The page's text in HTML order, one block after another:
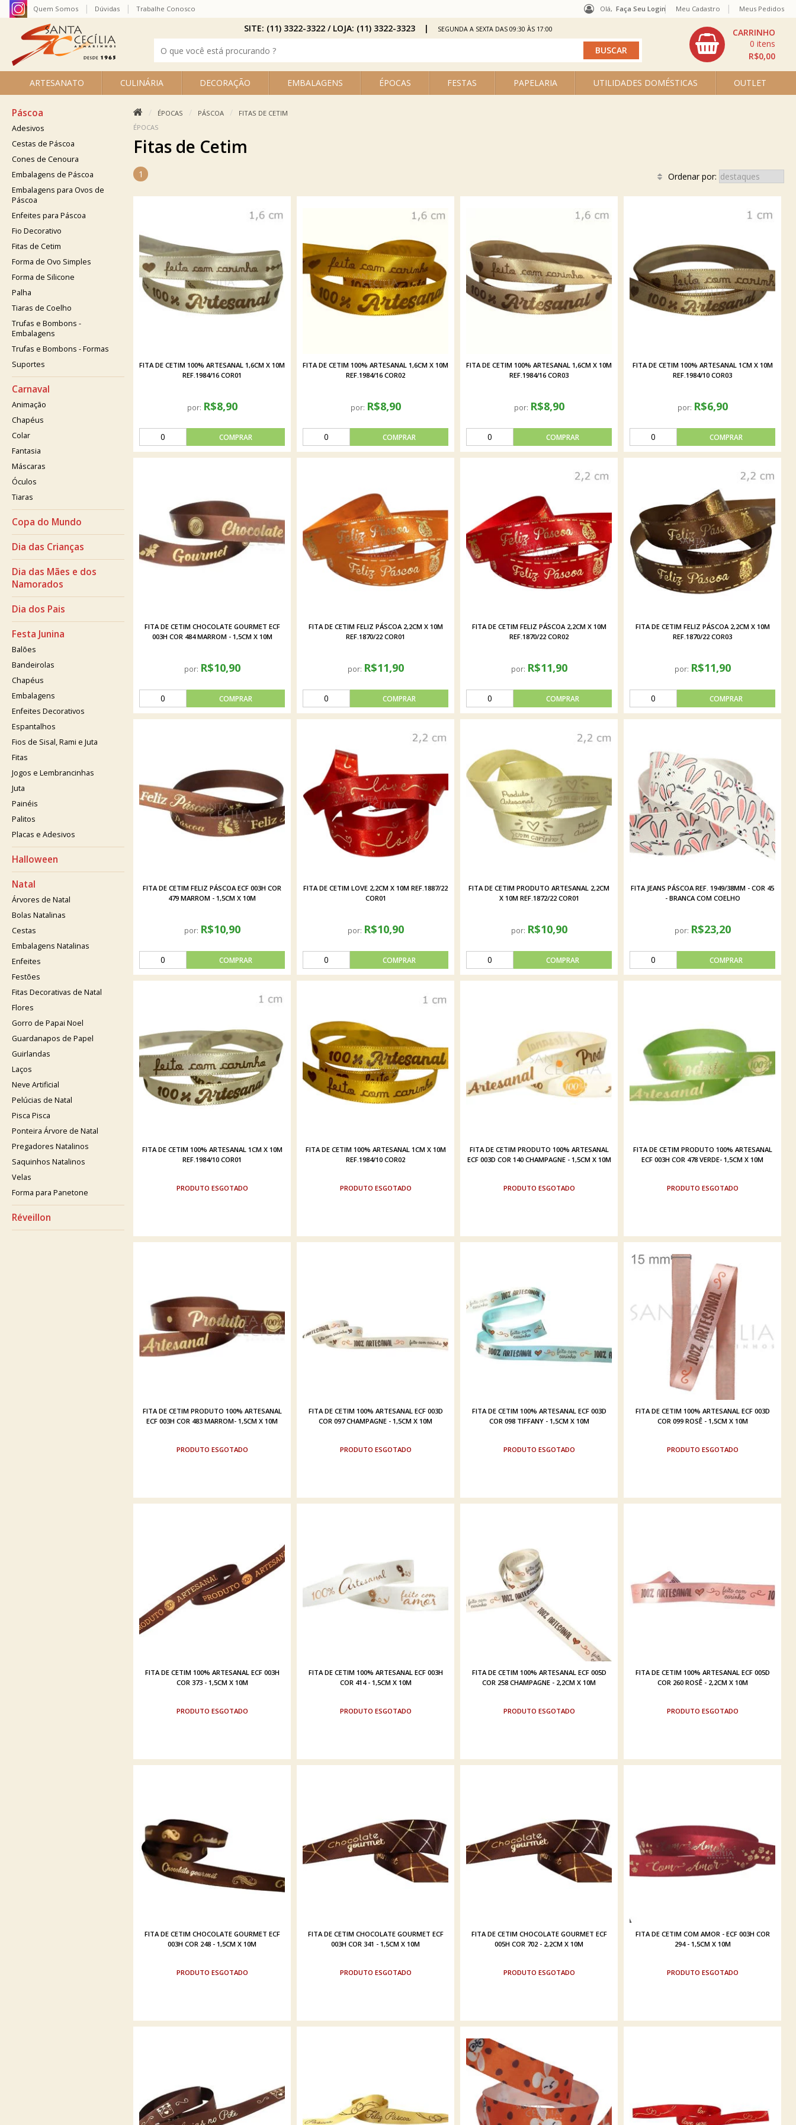
Olá, Faça Seu Login
ARTESANATO CULINÁRIA DECORAÇÃO EMBALAGENS ÉPOCAS FESTAS PAPELARIA UTILIDADES DOMÉSTICAS OUTLET
R$0,00
0
Quem Somos Dúvidas Trabalhe Conosco Meu Cadastro Meus Pedidos
SITE: (11) 3322-3322 / LOJA: (11) 3322-3323 SEGUNDA A SEXTA DAS 09:30 ÀS 17:00
Páscoa
Adesivos
Cestas de Páscoa
Cones de Cenoura
Embalagens de Páscoa
Embalagens para Ovos de
Páscoa
Enfeites para Páscoa
Fio Decorativo
Fitas de Cetim
Forma de Ovo Simples
Forma de Silicone
Palha
Tiaras de Coelho
Trufas e Bombons -
Embalagens
Trufas e Bombons - Formas
Suportes
Carnaval
Animação
Chapéus
Colar
Fantasia
Máscaras
Óculos
Tiaras
Copa do Mundo
Dia das Crianças
Dia das Mães e dos
Namorados
Dia dos Pais
Festa Junina
Balões
Bandeirolas
Chapéus
Embalagens
Enfeites Decorativos
Espantalhos
Fios de Sisal, Rami e Juta
Fitas
Jogos e Lembrancinhas
Juta
Painéis
Palitos
Placas e Adesivos
Halloween
Natal
Árvores de Natal
Bolas Natalinas
Cestas
Embalagens Natalinas
Enfeites
Festões
Fitas Decorativas de Natal
Flores
Gorro de Papai Noel
Guardanapos de Papel
Guirlandas
Laços
Neve Artificial
Pelúcias de Natal
Pisca Pisca
Ponteira Árvore de Natal
Pregadores Natalinos
Saquinhos Natalinos
Velas
Forma para Panetone
Réveillon
ÉPOCAS PÁSCOA
FITAS DE CETIM
ÉPOCAS
Fitas de Cetim
Ordenar por:
1
FITA DE CETIM 100% ARTESANAL 1,6CM X 10M
REF.1984/16 COR01
por: R$8,90
FITA DE CETIM 100% ARTESANAL 1,6CM X 10M
REF.1984/16 COR02
por: R$8,90
FITA DE CETIM 100% ARTESANAL 1,6CM X 10M
REF.1984/16 COR03
por: R$8,90
FITA DE CETIM 100% ARTESANAL 1CM X 10M
REF.1984/10 COR03
por: R$6,90
FITA DE CETIM CHOCOLATE GOURMET ECF
003H COR 484 MARROM - 1,5CM X 10M
por: R$10,90
FITA DE CETIM FELIZ PÁSCOA 2,2CM X 10M
REF.1870/22 COR01
por: R$11,90
FITA DE CETIM FELIZ PÁSCOA 2,2CM X 10M
REF.1870/22 COR02
por: R$11,90
FITA DE CETIM FELIZ PÁSCOA 2,2CM X 10M
REF.1870/22 COR03
por: R$11,90
FITA DE CETIM FELIZ PÁSCOA ECF 003H COR
479 MARROM - 1,5CM X 10M
por: R$10,90
FITA DE CETIM LOVE 2,2CM X 10M REF.1887/22
COR01
por: R$10,90
FITA DE CETIM PRODUTO ARTESANAL 2,2CM
X 10M REF.1872/22 COR01
por: R$10,90
FITA JEANS PÁSCOA REF. 1949/38MM - COR 45
- BRANCA COM COELHO
por: R$23,20
FITA DE CETIM 100% ARTESANAL 1CM X 10M
REF.1984/10 COR01
ESGOTADO
FITA DE CETIM 100% ARTESANAL 1CM X 10M
REF.1984/10 COR02
ESGOTADO
FITA DE CETIM PRODUTO 100% ARTESANAL
ECF 003D COR 140 CHAMPAGNE - 1,5CM X 10M
ESGOTADO
FITA DE CETIM PRODUTO 100% ARTESANAL
ECF 003H COR 478 VERDE- 1,5CM X 10M
ESGOTADO
FITA DE CETIM PRODUTO 100% ARTESANAL
ECF 003H COR 483 MARROM- 1,5CM X 10M
ESGOTADO
FITA DE CETIM 100% ARTESANAL ECF 003D
COR 097 CHAMPAGNE - 1,5CM X 10M
ESGOTADO
FITA DE CETIM 100% ARTESANAL ECF 003D
COR 098 TIFFANY - 1,5CM X 10M
ESGOTADO
FITA DE CETIM 100% ARTESANAL ECF 003D
COR 099 ROSÊ - 1,5CM X 10M
ESGOTADO
FITA DE CETIM 100% ARTESANAL ECF 003H
COR 373 - 1,5CM X 10M
ESGOTADO
FITA DE CETIM 100% ARTESANAL ECF 003H
COR 414 - 1,5CM X 10M
ESGOTADO
FITA DE CETIM 100% ARTESANAL ECF 005D
COR 258 CHAMPAGNE - 2,2CM X 10M
ESGOTADO
FITA DE CETIM 100% ARTESANAL ECF 005D
COR 260 ROSÊ - 2,2CM X 10M
ESGOTADO
FITA DE CETIM CHOCOLATE GOURMET ECF
003H COR 248 - 1,5CM X 10M
ESGOTADO
FITA DE CETIM CHOCOLATE GOURMET ECF
003H COR 341 - 1,5CM X 10M
ESGOTADO
FITA DE CETIM CHOCOLATE GOURMET ECF
005H COR 702 - 2,2CM X 10M
ESGOTADO
FITA DE CETIM COM AMOR - ECF 003H COR
294 - 1,5CM X 10M
ESGOTADO